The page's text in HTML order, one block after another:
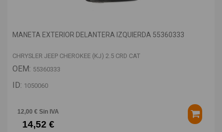
MANETA EXTERIOR DELANTERA IZQUIERDA 55360333
CHRYSLER JEEP CHEROKEE (KJ) 2.5 CRD CAT
OEM: 55360333
ID: 1050060
12,00 € Sin IVA
14,52 €